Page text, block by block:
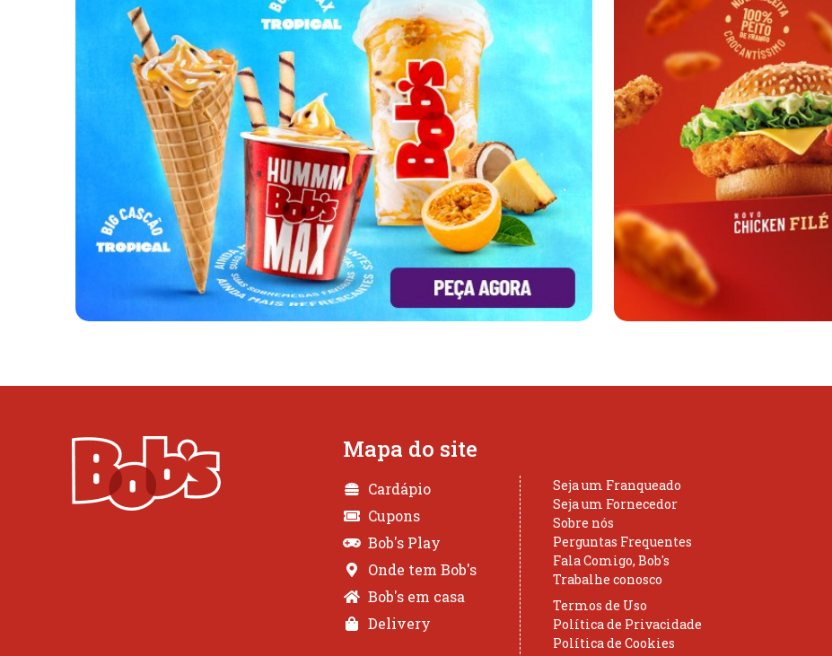
Mapa do site
Cardápio
Cupons
Bob's Play
Onde tem Bob's
Bob's em casa
Delivery
Seja um Franqueado
Seja um Fornecedor
Sobre nós
Perguntas Frequentes
Fala Comigo, Bob's
Trabalhe conosco
Termos de Uso
Política de Privacidade
Política de Cookies